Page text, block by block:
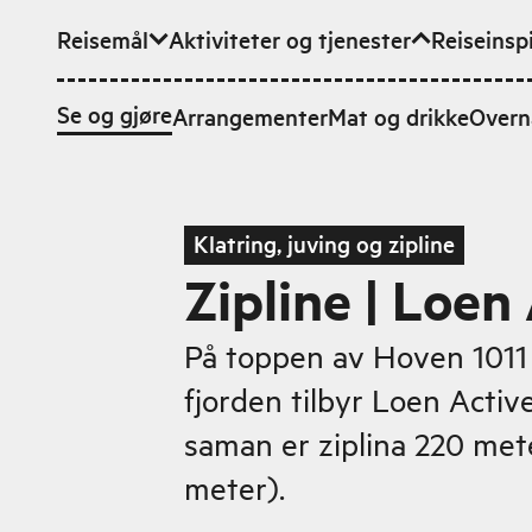
Hopp til hovedinnhold
Reisemål Aktiviteter og tjenester
Se og gjøreArrangementerMat og drikke
Klatring, juving og zipline
Zipline | Loen
På toppen av Hoven
fjorden tilbyr Loen
saman er ziplina 220
meter).